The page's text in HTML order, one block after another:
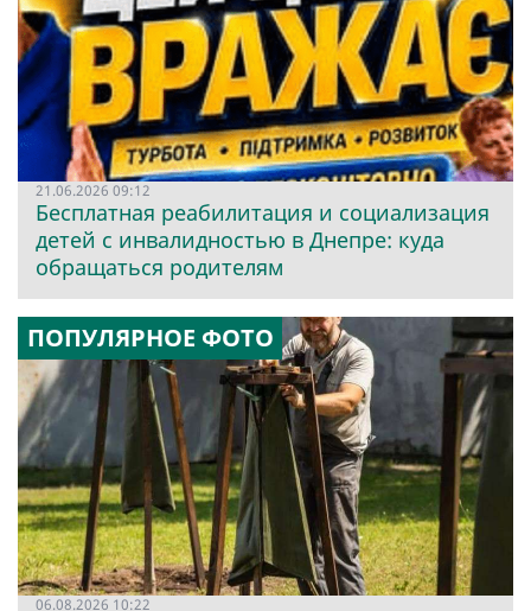
21.06.2026 09:12
Бесплатная реабилитация и социализация
детей с инвалидностью в Днепре: куда
обращаться родителям
ПОПУЛЯРНОЕ ФОТО
06.08.2026 10:22